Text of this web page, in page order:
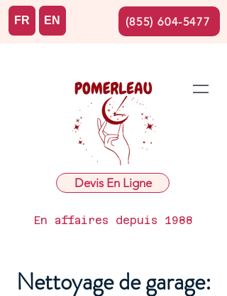
Devis En Ligne
En affaires depuis 1988
FR EN (855) 604-5477
Nettoyage de garage: